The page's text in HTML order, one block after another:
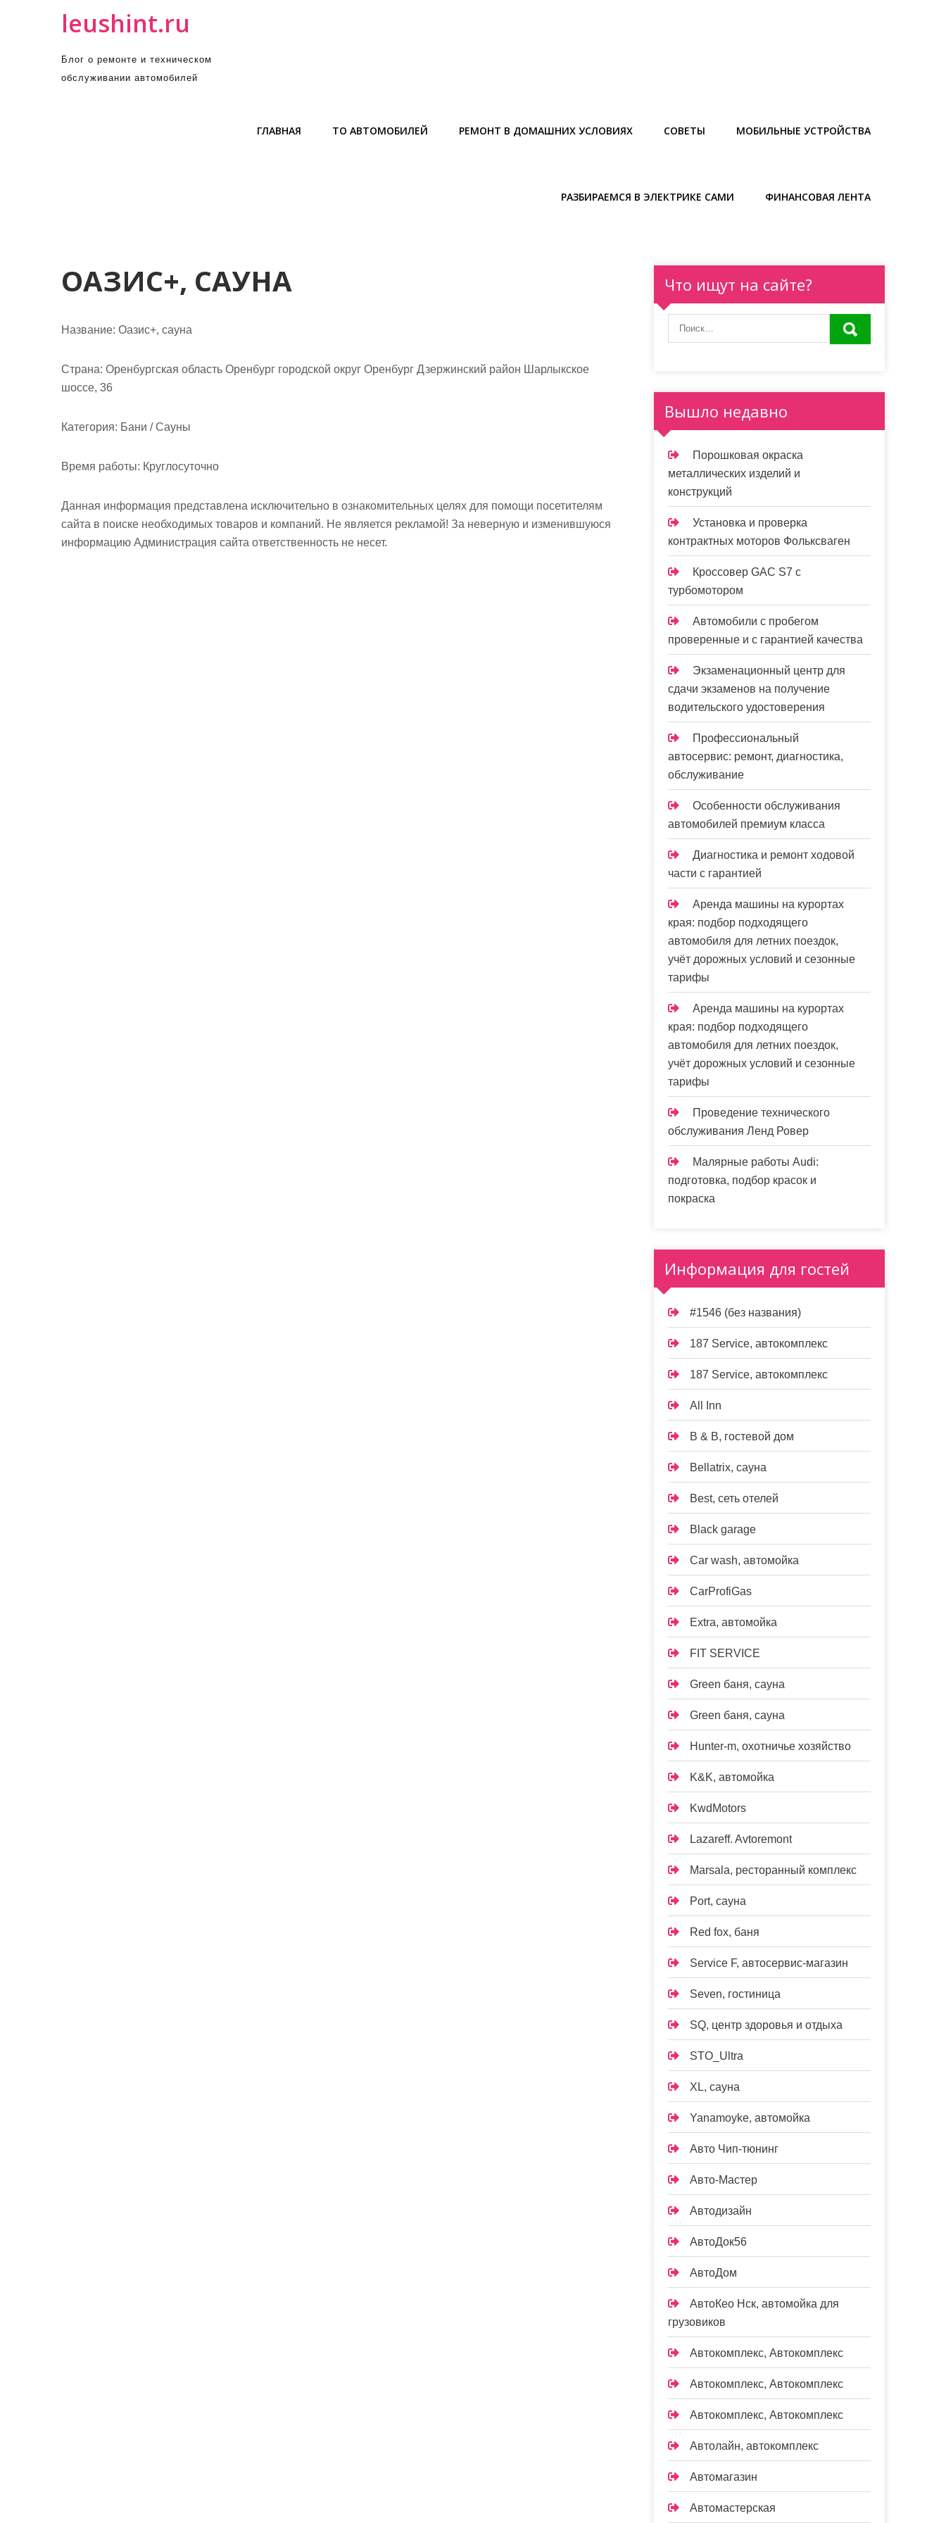
leushint.ru
Блог о ремонте и техническом
обслуживании автомобилей
ГЛАВНАЯ ТО АВТОМОБИЛЕЙ РЕМОНТ В ДОМАШНИХ УСЛОВИЯХ СОВЕТЫ МОБИЛЬНЫЕ УСТРОЙСТВА
РАЗБИРАЕМСЯ В ЭЛЕКТРИКЕ САМИ ФИНАНСОВАЯ ЛЕНТА
ОАЗИС+, САУНА
Название: Оазис+, сауна
Страна: Оренбургская область Оренбург городской округ Оренбург Дзержинский район Шарлыкское
шоссе, 36
Категория: Бани / Сауны
Время работы: Круглосуточно
Данная информация представлена исключительно в ознакомительных целях для помощи посетителям
сайта в поиске необходимых товаров и компаний. Не является рекламой! За неверную и изменившуюся
информацию Администрация сайта ответственность не несет.
Что ищут на сайте?
Вышло недавно
Порошковая окраска
металлических изделий и
конструкций
Установка и проверка
контрактных моторов Фольксваген
Кроссовер GAC S7 с
турбомотором
Автомобили с пробегом
проверенные и с гарантией качества
Экзаменационный центр для
сдачи экзаменов на получение
водительского удостоверения
Профессиональный
автосервис: ремонт, диагностика,
обслуживание
Особенности обслуживания
автомобилей премиум класса
Диагностика и ремонт ходовой
части с гарантией
Аренда машины на курортах
края: подбор подходящего
автомобиля для летних поездок,
учёт дорожных условий и сезонные
тарифы
Аренда машины на курортах
края: подбор подходящего
автомобиля для летних поездок,
учёт дорожных условий и сезонные
тарифы
Проведение технического
обслуживания Ленд Ровер
Малярные работы Audi:
подготовка, подбор красок и
покраска
Информация для гостей
#1546 (без названия)
187 Service, автокомплекс
187 Service, автокомплекс
All Inn
B & B, гостевой дом
Bellatrix, сауна
Best, сеть отелей
Black garage
Car wash, автомойка
CarProfiGas
Extra, автомойка
FIT SERVICE
Green баня, сауна
Green баня, сауна
Hunter-m, охотничье хозяйство
K&K, автомойка
KwdMotors
Lazareff. Avtoremont
Marsala, ресторанный комплекс
Port, сауна
Red fox, баня
Service F, автосервис-магазин
Seven, гостиница
SQ, центр здоровья и отдыха
STO_Ultra
XL, сауна
Yanamoyke, автомойка
Авто Чип-тюнинг
Авто-Мастер
Автодизайн
АвтоДок56
АвтоДом
АвтоКео Нск, автомойка для
грузовиков
Автокомплекс, Автокомплекс
Автокомплекс, Автокомплекс
Автокомплекс, Автокомплекс
Автолайн, автокомплекс
Автомагазин
Автомастерская